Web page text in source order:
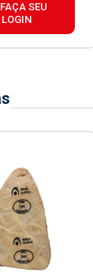
FAÇA SEU
LOGIN